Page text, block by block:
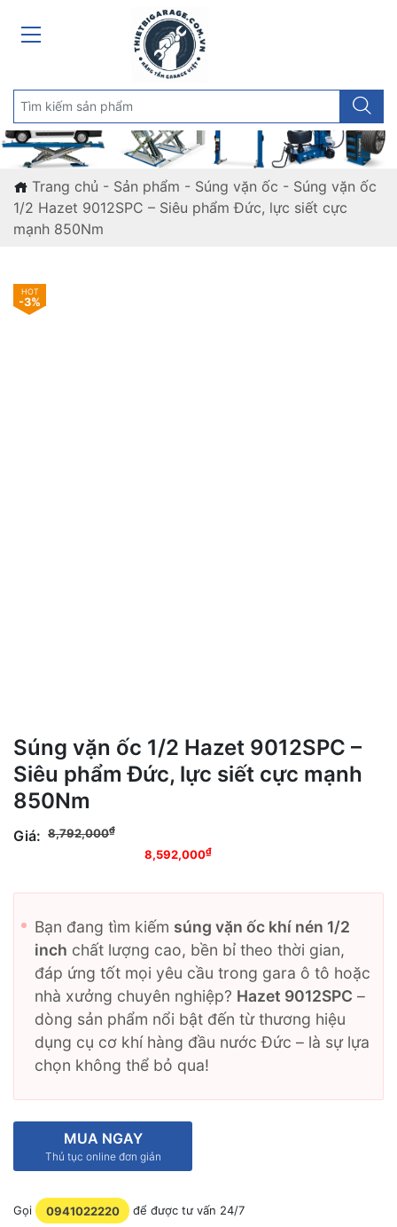
Trang chủ - Sản phẩm - Súng vặn ốc - Súng vặn ốc
1/2 Hazet 9012SPC – Siêu phẩm Đức, lực siết cực
mạnh 850Nm
-3%
Súng vặn ốc 1/2 Hazet 9012SPC –
Siêu phẩm Đức, lực siết cực mạnh
850Nm
Giá: 8,792,000₫
8,592,000₫Giá hiện tại là:
Bạn đang tìm kiếm súng vặn ốc khí nén 1/2
inch chất lượng cao, bền bỉ theo thời gian,
đáp ứng tốt mọi yêu cầu trong gara ô tô hoặc
nhà xưởng chuyên nghiệp? Hazet 9012SPC –
dòng sản phẩm nổi bật đến từ thương hiệu
dụng cụ cơ khí hàng đầu nước Đức – là sự lựa
chọn không thể bỏ qua!
MUA NGAY
Thủ tục online đơn giản
Gọi 0941022220 để được tư vấn 24/7